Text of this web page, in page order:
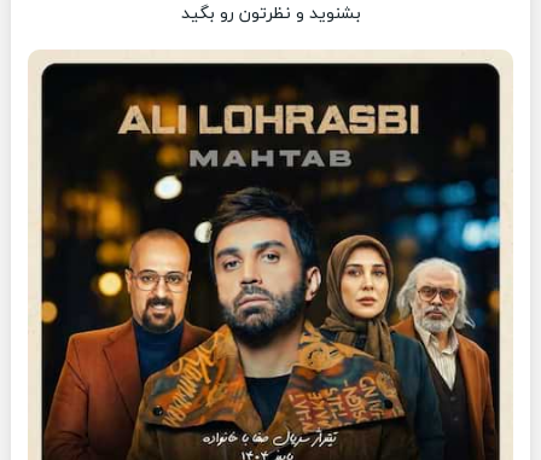
بشنوید و نظرتون رو بگید